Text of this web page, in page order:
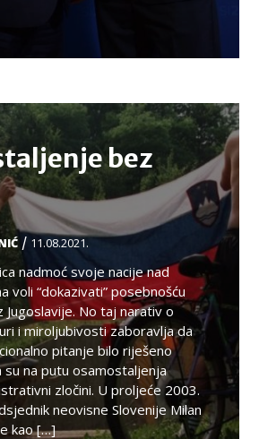
bez
/ 11.08.2021.
nadmoć svoje nacije nad
voli “dokazivati” posebnošću
Jugoslavije. No taj narativ o
i miroljubivosti zaboravlja da
pitanje bilo riješeno
su na putu osamostaljenja
zločini. U proljeće 2003.
neovisne Slovenije Milan
kao […]